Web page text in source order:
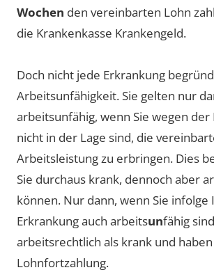
Wochen den vereinbarten Lohn
die Krankenkasse Krankengeld.
Doch nicht jede Erkrankung
Arbeitsunfähigkeit. Sie gelten nur
arbeitsunfähig, wenn Sie wegen der
nicht in der Lage sind, die
Arbeitsleistung zu erbringen. Dies
Sie durchaus krank, dennoch aber
können. Nur dann, wenn Sie infolge
Erkrankung auch arbeitsunfähig
arbeitsrechtlich als krank und
Lohnfortzahlung.